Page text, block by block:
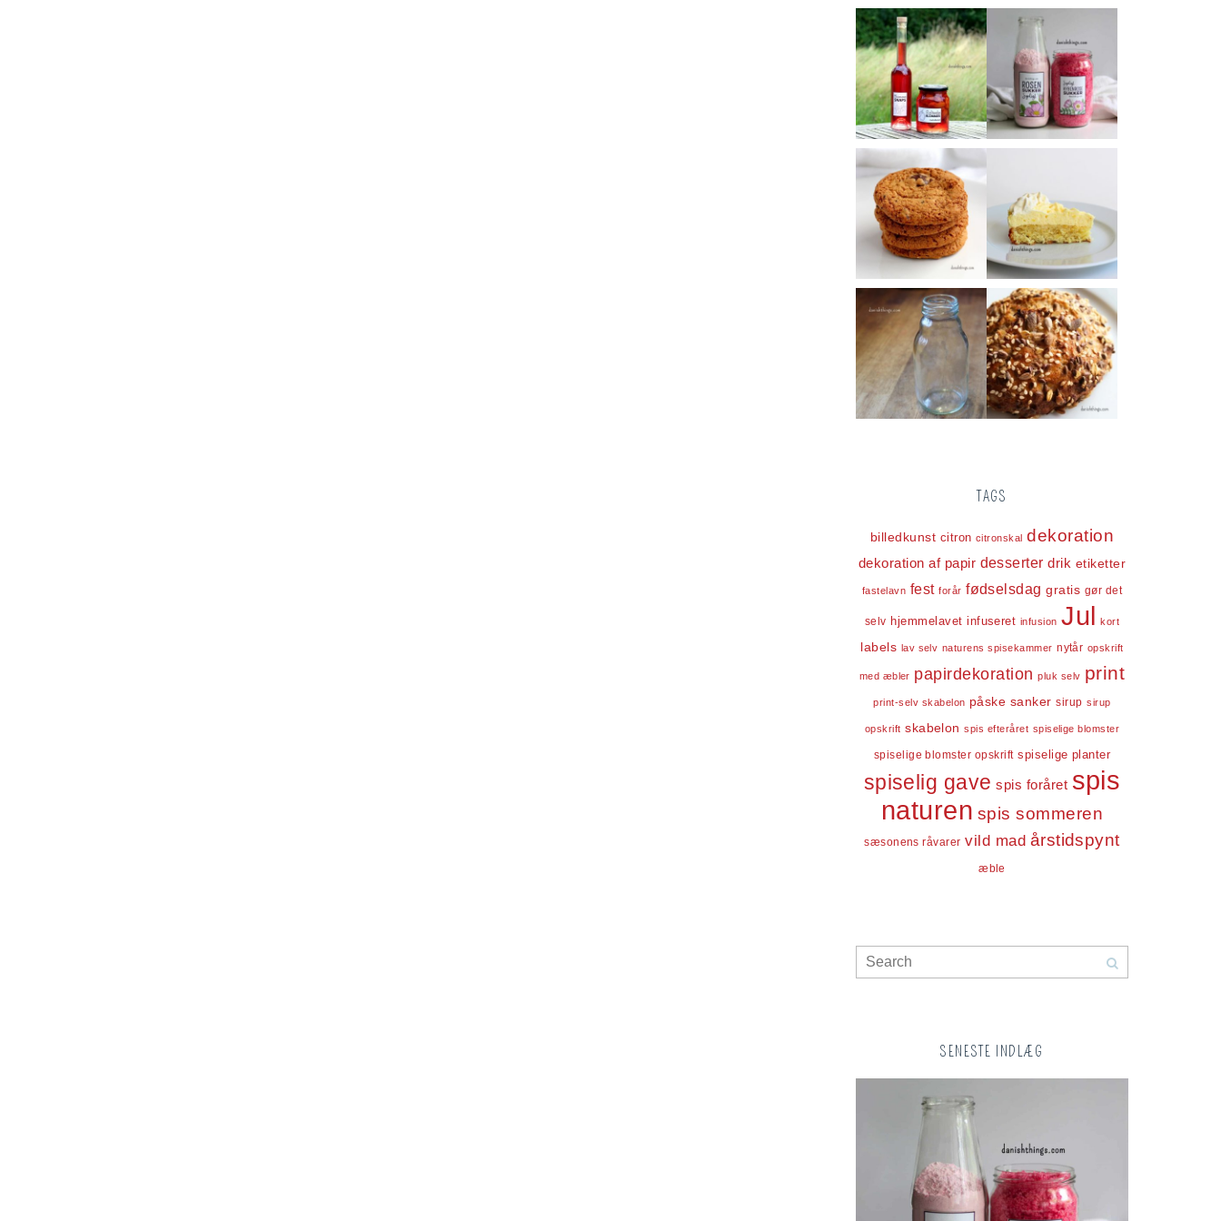
TAGS
billedkunst citron citronskal dekoration
dekoration af papir desserter drik etiketter
fastelavn fest forår fødselsdag gratis gør det
selv hjemmelavet infuseret infusion Jul kort
labels lav selv naturens spisekammer nytår opskrift
med æbler papirdekoration pluk selv print
print-selv skabelon påske sanker sirup sirup
opskrift skabelon spis efteråret spiselige blomster
spiselige blomster opskrift spiselige planter
spiselig gave spis foråret spis
naturen spis sommeren
sæsonens råvarer vild mad årstidspynt
æble
SENESTE INDLÆG